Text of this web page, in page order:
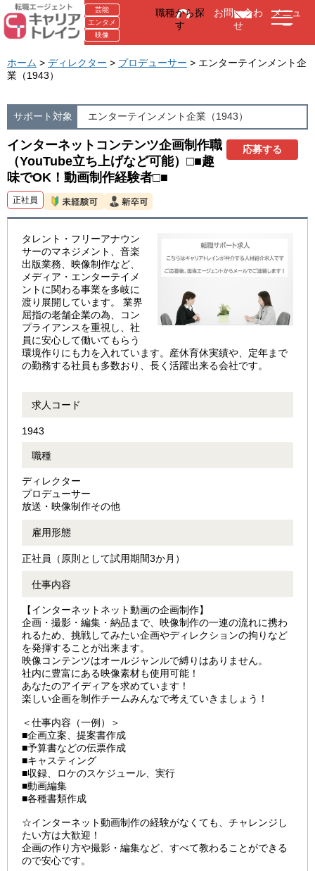
芸能
エンタメ
映像
職種から探
す
お問い合わ
せ
メニュ
ー
ホーム > ディレクター > プロデューサー > エンターテインメント企
業（1943）
サポート対象 エンターテインメント企業（1943）
応募する
インターネットコンテンツ企画制作職
（YouTube立ち上げなど可能）□■趣
味でOK！動画制作経験者□■
正社員
タレント・フリーアナウン
サーのマネジメント、音楽
出版業務、映像制作など、
メディア・エンターテイメ
ントに関わる事業を多岐に
渡り展開しています。 業界
屈指の老舗企業の為、コン
プライアンスを重視し、社
員に安心して働いてもらう
環境作りにも力を入れています。産休育休実績や、定年まで
の勤務する社員も多数おり、長く活躍出来る会社です。
求人コード
1943
職種
ディレクター
プロデューサー
放送・映像制作その他
雇用形態
正社員（原則として試用期間3か月）
仕事内容
【インターネットネット動画の企画制作】
企画・撮影・編集・納品まで、映像制作の一連の流れに携わ
れるため、挑戦してみたい企画やディレクションの拘りなど
を発揮することが出来ます。
映像コンテンツはオールジャンルで縛りはありません。
社内に豊富にある映像素材も使用可能！
あなたのアイディアを求めています！
楽しい企画を制作チームみんなで考えていきましょう！
＜仕事内容（一例）＞
■企画立案、提案書作成
■予算書などの伝票作成
■キャスティング
■収録、ロケのスケジュール、実行
■動画編集
■各種書類作成
☆インターネット動画制作の経験がなくても、チャレンジし
たい方は大歓迎！
企画の作り方や撮影・編集など、すべて教わることができる
ので安心です。